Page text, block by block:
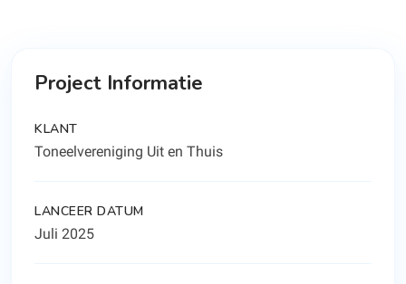
Project Informatie
KLANT
Toneelvereniging Uit en Thuis
LANCEER DATUM
Juli 2025